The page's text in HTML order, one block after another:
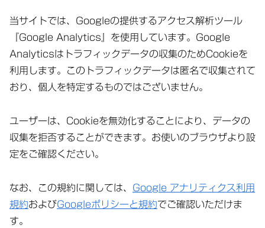
当サイトでは、Googleの提供するアクセス解析ツール
『Google Analytics』を使用しています。Google
Analyticsはトラフィックデータの収集のためCookieを
利用します。このトラフィックデータは匿名で収集されて
おり、個人を特定するものではございません。
ユーザーは、Cookieを無効化することにより、データの
収集を拒否することができます。お使いのブラウザより設
定をご確認ください。
なお、この規約に関しては、 Google アナリティクス利用
規約およびGoogleポリシーと規約でご確認いただけま
す。